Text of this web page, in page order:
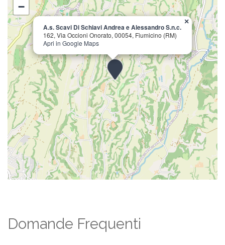
A.s. Scavi Di Schiavi Andrea e Alessandro S.n.c.
162, Via Occioni Onorato, 00054, Fiumicino (RM)
Apri in Google Maps
×
−
Domande Frequenti